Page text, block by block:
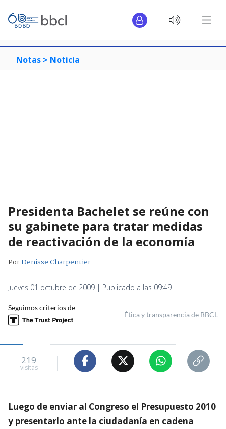
Notas > Noticia
Presidenta Bachelet se reúne con
su gabinete para tratar medidas
de reactivación de la economía
PorDenisse Charpentier
Jueves 01 octubre de 2009 | Publicado a las 09:49
Seguimos criterios de
Ética y transparencia de BBCL
219
visitas
Luego de enviar al Congreso el Presupuesto 2010
y presentarlo ante la ciudadanía en cadena